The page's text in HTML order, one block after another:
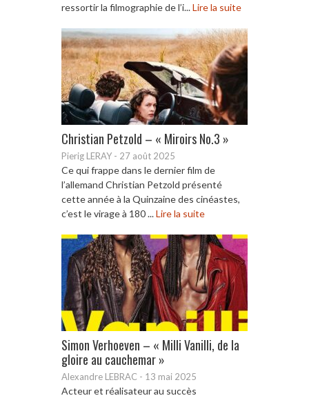
ressortir la filmographie de l’i...Lire la suite
Christian Petzold – « Miroirs No.3 »
Pierig LERAY - 27 août 2025
Ce qui frappe dans le dernier film de
l’allemand Christian Petzold présenté
cette année à la Quinzaine des cinéastes,
c’est le virage à 180 ...Lire la suite
Simon Verhoeven – « Milli Vanilli, de la
gloire au cauchemar »
Alexandre LEBRAC - 13 mai 2025
Acteur et réalisateur au succès